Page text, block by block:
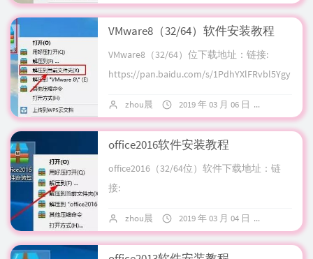
VMware8（32/64）软件安装教程
VMware8（32/64）位下载地址：链接:
https://pan.baidu.com/s/1PdhYXlFRvbl5Ygy
zhou晨 2019 年 03 月 06 日
office2016软件安装教程
office2016（32/64位）软件下载地址：链
接:
WbNChXIg ...
zhou晨 2019 年 03 月 04 日